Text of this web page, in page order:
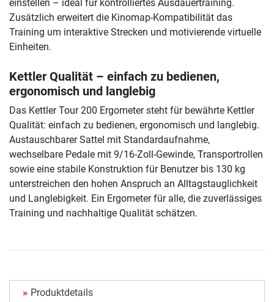
einstellen – ideal für kontrolliertes Ausdauertraining.
Zusätzlich erweitert die Kinomap-Kompatibilität das
Training um interaktive Strecken und motivierende virtuelle
Einheiten.
Kettler Qualität – einfach zu bedienen,
ergonomisch und langlebig
Das Kettler Tour 200 Ergometer steht für bewährte Kettler
Qualität: einfach zu bedienen, ergonomisch und langlebig.
Austauschbarer Sattel mit Standardaufnahme,
wechselbare Pedale mit 9/16-Zoll-Gewinde, Transportrollen
sowie eine stabile Konstruktion für Benutzer bis 130 kg
unterstreichen den hohen Anspruch an Alltagstauglichkeit
und Langlebigkeit. Ein Ergometer für alle, die zuverlässiges
Training und nachhaltige Qualität schätzen.
Produktdetails